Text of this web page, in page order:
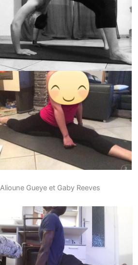
Alioune Gueye et Gaby Reeves